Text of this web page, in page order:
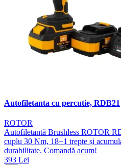
Autofiletanta cu percutie, RDB21
ROTOR
Autofiletantă Brushless ROTOR
cuplu 30 Nm, 18+1 trepte și
durabilitate. Comandă acum!
393 Lei